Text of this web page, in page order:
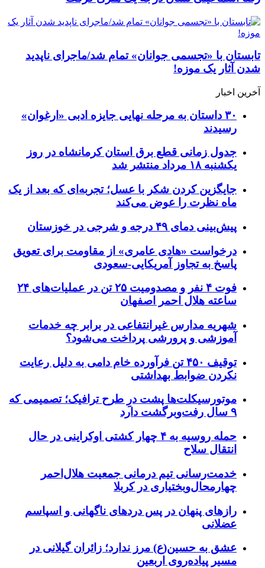
تابستان با «تجسمی جوانان» تمام شد/ماجرای ناپدید
شدن آثار یک موزه!
آخرین اخبار
۳۰ داستان به مرحله نهایی جایزه ادبی «ارغوان»
رسیدند
جدول زمانی قطع برق استان کرمانشاه در روز
یکشنبه ۱۸ مرداد منتشر شد
جایگزین کردن شکر با عسل؛ تجربه‌ای که بعد از یک
ماه نظرت را عوض می‌کند
پیش‌بینی دمای ۴۹ درجه و شرجی در خوزستان
درخواست «هادی عامری» از مقاومت برای تعویق
پاسخ به تجاوز آمریکایی-سعودی
فوت ۴ نفر و مصدومیت ۲۵ تن در عملیات‌های ۲۴
ساعته هلال احمر اصفهان
شهریه مدارس غیرانتفاعی در برابر چه خدمات
آموزشی و پرورشی پرداخت می‌شود؟
توقیف ۴۵۰ تن فرآورده خام دامی به دلیل رعایت
نکردن ضوابط بهداشتی
موتورسیکلت‌ها پشت درِ طرح ترافیک؛ تصمیمی که
۹ سال رفت‌وبرگشت دارد
حمله روسیه به ۴ چهار کشتی اوکراینی در حال
انتقال سلاح
خدمت‌رسانی تیم درمانی جمعیت هلال‌احمر
چهارمحال‌وبختیاری در کربلا
رازهای پنهان در پس دردهای ناگهانی و اسپاسم
عضلانی
عشق به حسین(ع) مرز ندارد؛ زائران گیلانی در
مسیر پیاده‌روی اربعین